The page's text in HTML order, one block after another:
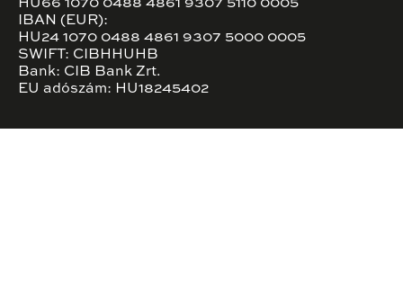
HU66 1070 0488 4861 9307 5110 0005
IBAN (EUR):
HU24 1070 0488 4861 9307 5000 0005
SWIFT: CIBHHUHB
Bank: CIB Bank Zrt.
EU adószám: HU18245402